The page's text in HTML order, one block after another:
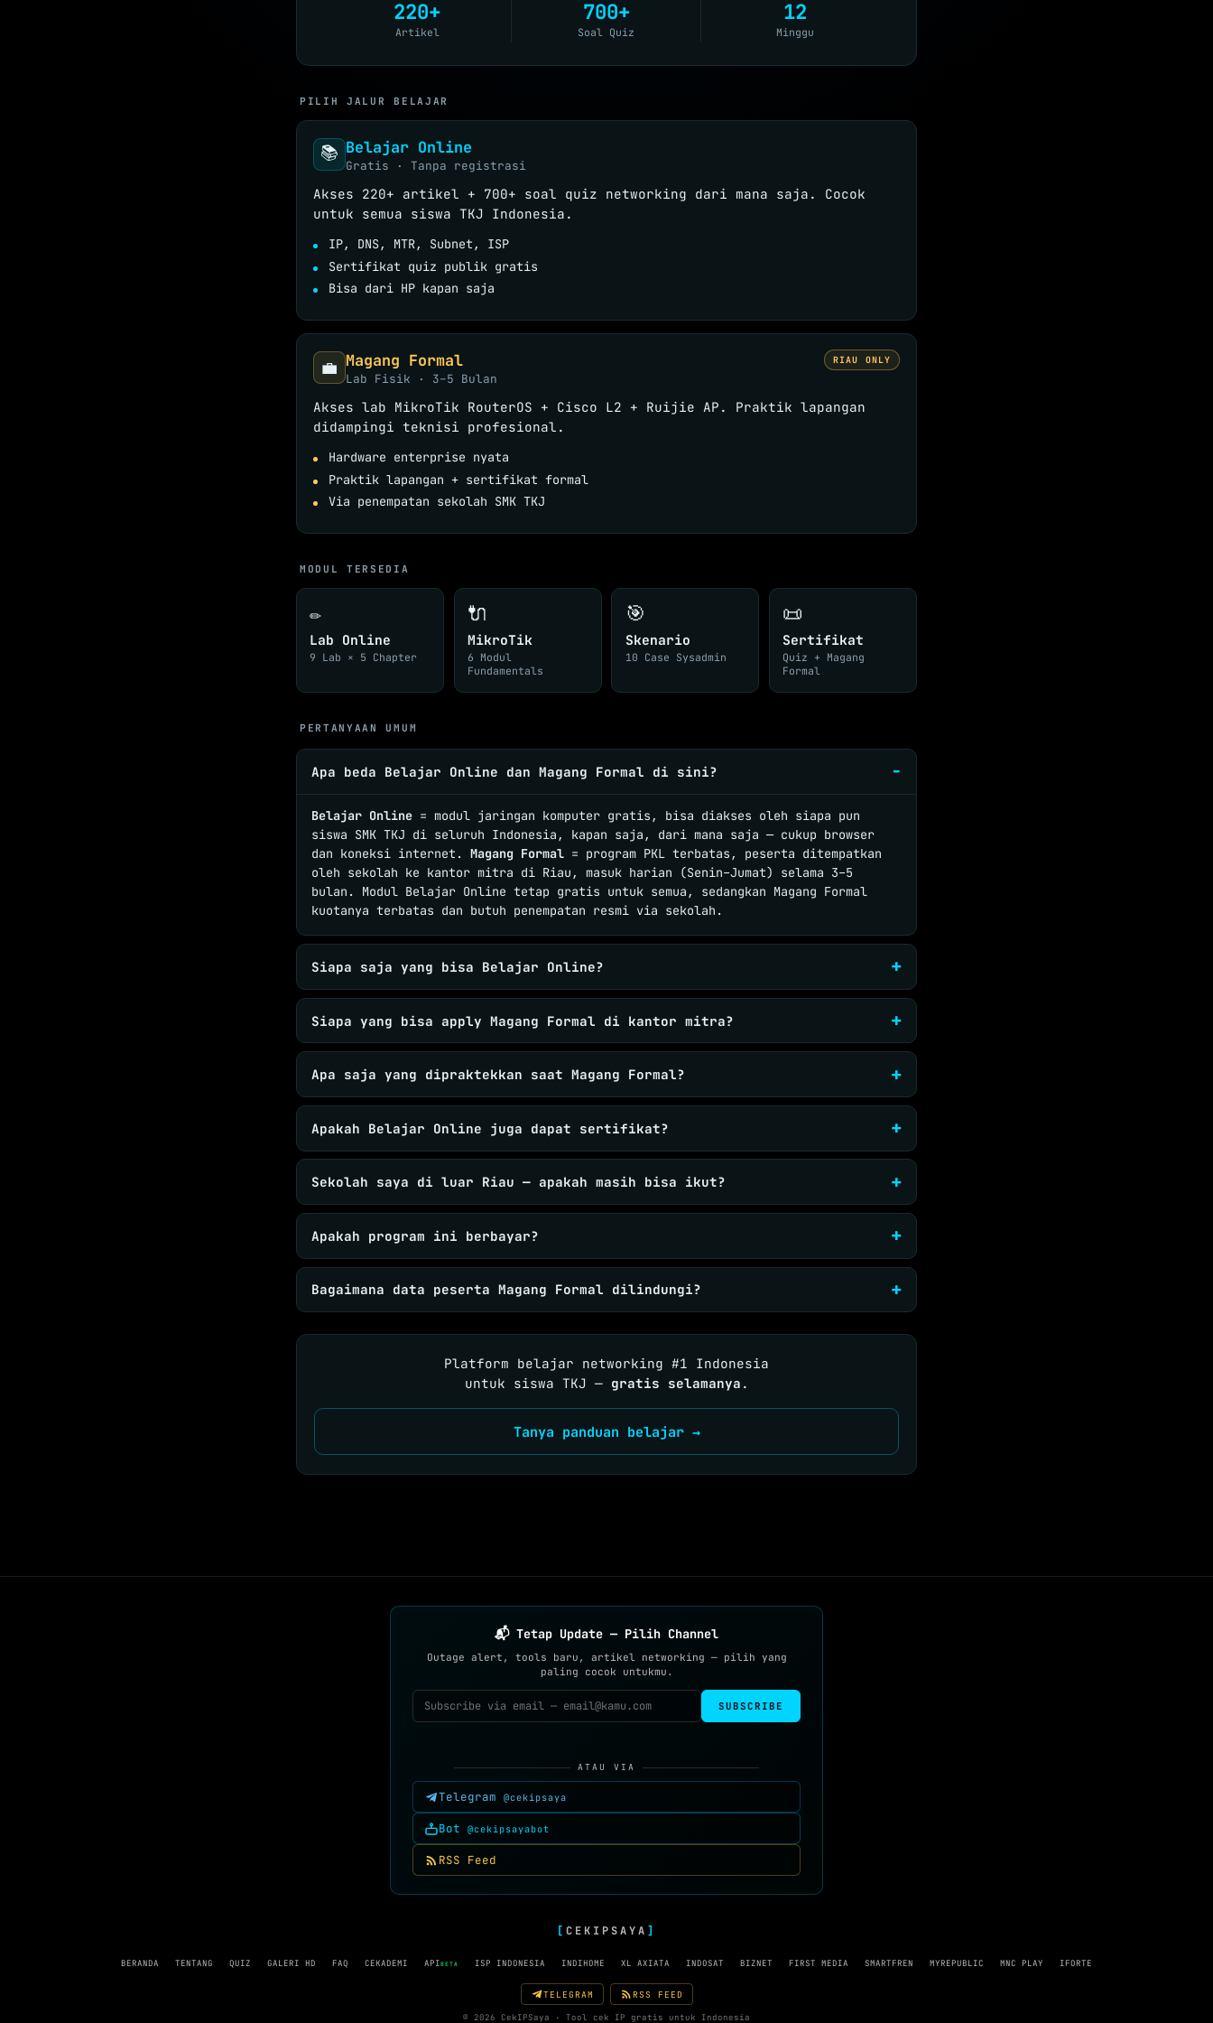
220+
Artikel
700+
Soal Quiz
12
Minggu
PILIH JALUR BELAJAR
📚 Belajar Online
Gratis · Tanpa registrasi
Akses 220+ artikel + 700+ soal quiz networking dari mana saja. Cocok
untuk semua siswa TKJ Indonesia.
IP, DNS, MTR, Subnet, ISP
Sertifikat quiz publik gratis
Bisa dari HP kapan saja
RIAU ONLY
💼 Magang Formal
Lab Fisik · 3–5 Bulan
Akses lab MikroTik RouterOS + Cisco L2 + Ruijie AP. Praktik lapangan
didampingi teknisi profesional.
Hardware enterprise nyata
Praktik lapangan + sertifikat formal
Via penempatan sekolah SMK TKJ
MODUL TERSEDIA
✏️
Lab Online
9 Lab × 5 Chapter
🔌
MikroTik
6 Modul
Fundamentals
🎯
Skenario
10 Case Sysadmin
📜
Sertifikat
Quiz + Magang
Formal
PERTANYAAN UMUM
Apa beda Belajar Online dan Magang Formal di sini?
Belajar Online = modul jaringan komputer gratis, bisa diakses oleh siapa pun
siswa SMK TKJ di seluruh Indonesia, kapan saja, dari mana saja — cukup browser
dan koneksi internet. Magang Formal = program PKL terbatas, peserta ditempatkan
oleh sekolah ke kantor mitra di Riau, masuk harian (Senin–Jumat) selama 3–5
bulan. Modul Belajar Online tetap gratis untuk semua, sedangkan Magang Formal
kuotanya terbatas dan butuh penempatan resmi via sekolah.
Siapa saja yang bisa Belajar Online?
Siapa yang bisa apply Magang Formal di kantor mitra?
Apa saja yang dipraktekkan saat Magang Formal?
Apakah Belajar Online juga dapat sertifikat?
Sekolah saya di luar Riau — apakah masih bisa ikut?
Apakah program ini berbayar?
Bagaimana data peserta Magang Formal dilindungi?
Platform belajar networking #1 Indonesia
untuk siswa TKJ — gratis selamanya .
Tanya panduan belajar →
📬 Tetap Update — Pilih Channel
Outage alert, tools baru, artikel networking — pilih yang
paling cocok untukmu.
SUBSCRIBE
ATAU VIA
Telegram @cekipsaya
Bot @cekipsayabot
RSS Feed
[ CEKIPSAYA ]
BERANDA TENTANG QUIZ GALERI HD FAQ CEKADEMI APIBETA ISP INDONESIA INDIHOME XL AXIATA INDOSAT BIZNET FIRST MEDIA SMARTFREN MYREPUBLIC MNC PLAY IFORTE
TELEGRAM RSS FEED
© 2026 CekIPSaya · Tool cek IP gratis untuk Indonesia